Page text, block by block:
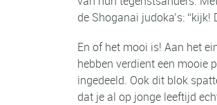
de Shoganai judoka’s:
En of het mooi is! Aan het
hebben verdient een mooie
ingedeeld. Ook dit blok
dat je al op jonge leeftijd